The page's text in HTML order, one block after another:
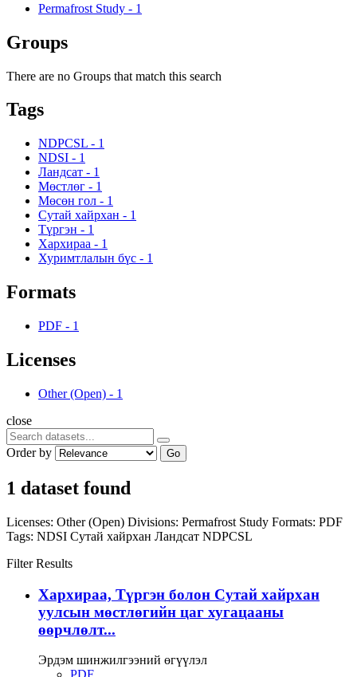
Permafrost Study - 1
Groups
There are no Groups that match this search
Tags
NDPCSL - 1
NDSI - 1
Ландсат - 1
Мөстлөг - 1
Мөсөн гол - 1
Сутай хайрхан - 1
Түргэн - 1
Хархираа - 1
Хуримтлалын бүс - 1
Formats
PDF - 1
Licenses
Other (Open) - 1
close
Order by Go
1 dataset found
Licenses: Other (Open) Divisions: Permafrost Study Formats: PDF
Tags: NDSI Сутай хайрхан Ландсат NDPCSL
Filter Results
Хархираа, Түргэн болон Сутай хайрхан
уулсын мөстлөгийн цаг хугацааны
өөрчлөлт...
Эрдэм шинжилгээний өгүүлэл